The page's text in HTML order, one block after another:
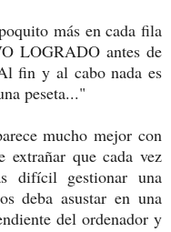
más en cada fila
LOGRADO antes de
fin y al cabo nada es
peseta..."
mucho mejor con
que cada vez
difícil gestionar una
deba asustar en una
del ordenador y